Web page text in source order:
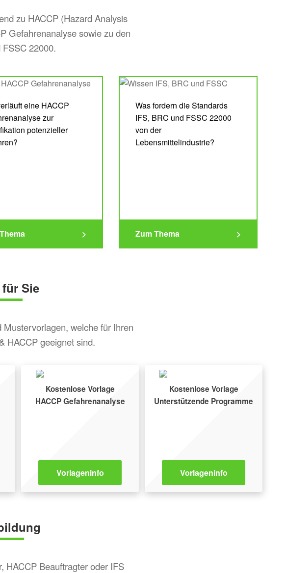
zu HACCP (Hazard Analysis
Gefahrenanalyse sowie zu den
22000.
eine HACCP
zur
potenzieller
>
Was fordern die Standards
IFS, BRC und FSSC 22000
von der
Lebensmittelindustrie?
Zum Thema >
Sie
welche für Ihren
HACCP geeignet sind.
Kostenlose Vorlage
HACCP Gefahrenanalyse
Vorlageninfo
Kostenlose Vorlage
Unterstützende Programme
Vorlageninfo
HACCP Beauftragter oder IFS